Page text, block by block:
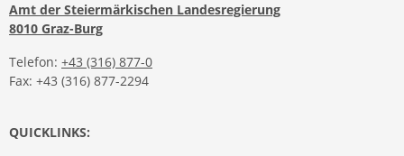
Amt der Steiermärkischen Landesregierung
8010 Graz-Burg
Telefon: +43 (316) 877-0
Fax: +43 (316) 877-2294
QUICKLINKS: